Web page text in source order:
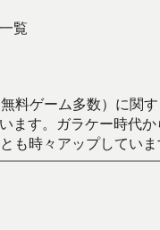
覧
料ゲーム多数）に関
ます。ガラケー時
も時々アップしていま